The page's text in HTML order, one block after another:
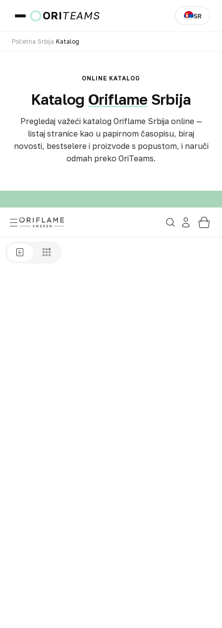
ORITEAMS SR
IDI
Početna Srbija Katalog
ONLINE KATALOG
Katalog Oriflame Srbija
Pregledaj važeći katalog Oriflame Srbija online —
listaj stranice kao u papirnom časopisu, biraj
novosti, bestselere i proizvode s popustom, i naruči
odmah preko OriTeams.